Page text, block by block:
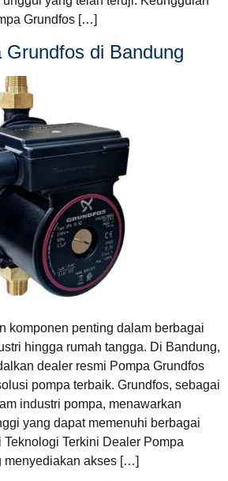
Grundfos […]
Grundfos di Bandung
komponen penting dalam berbagai
hingga rumah tangga. Di Bandung,
dealer resmi Pompa Grundfos
pompa terbaik. Grundfos, sebagai
industri pompa, menawarkan
yang dapat memenuhi berbagai
Teknologi Terkini Dealer Pompa
menyediakan akses […]